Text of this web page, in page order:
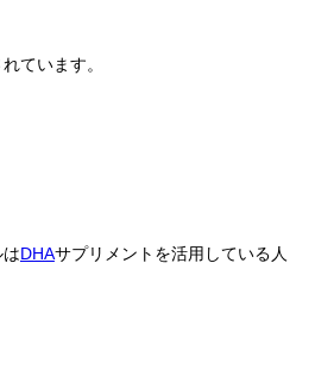
ています。
DHAサプリメントを活用している人